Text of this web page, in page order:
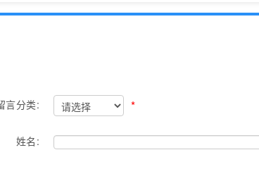
言分类: *
姓名: